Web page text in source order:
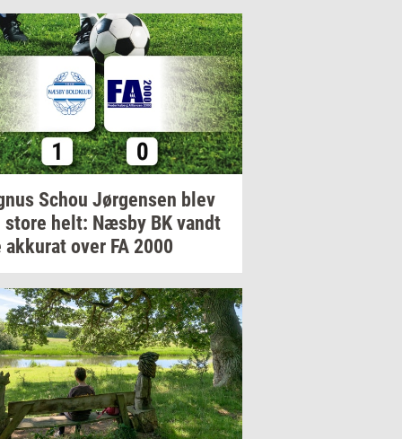
Schou Jør­gen­sen blev
store helt: Næsby BK vandt
ak­ku­rat over FA 2000